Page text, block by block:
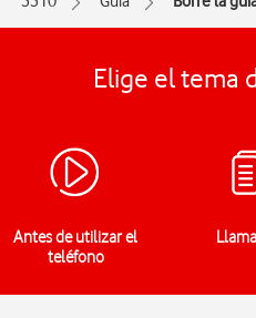
Elige el tema
Antes de utilizar el
teléfono